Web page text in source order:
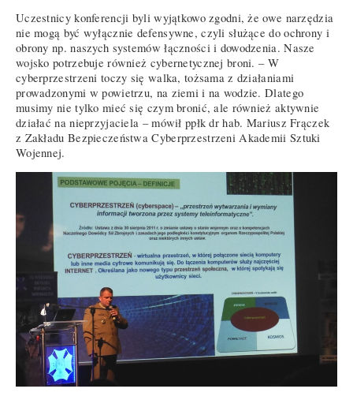
Uczestnicy konferencji byli wyjątkowo zgodni, że owe narzędzia
nie mogą być wyłącznie defensywne, czyli służące do ochrony i
obrony np. naszych systemów łączności i dowodzenia. Nasze
wojsko potrzebuje również cybernetycznej broni. – W
cyberprzestrzeni toczy się walka, tożsama z działaniami
prowadzonymi w powietrzu, na ziemi i na wodzie. Dlatego
musimy nie tylko mieć się czym bronić, ale również aktywnie
działać na nieprzyjaciela – mówił ppłk dr hab. Mariusz Frączek
z Zakładu Bezpieczeństwa Cyberprzestrzeni Akademii Sztuki
Wojennej.